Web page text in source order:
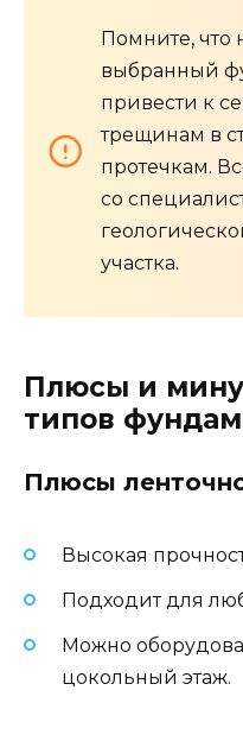
Помните, что
выбранный
привести к
трещинам в
протечкам.
со
участка.
Плюсы и
типов
Плюсы
Высокая
Подходит для
Можно
цокольный этаж.